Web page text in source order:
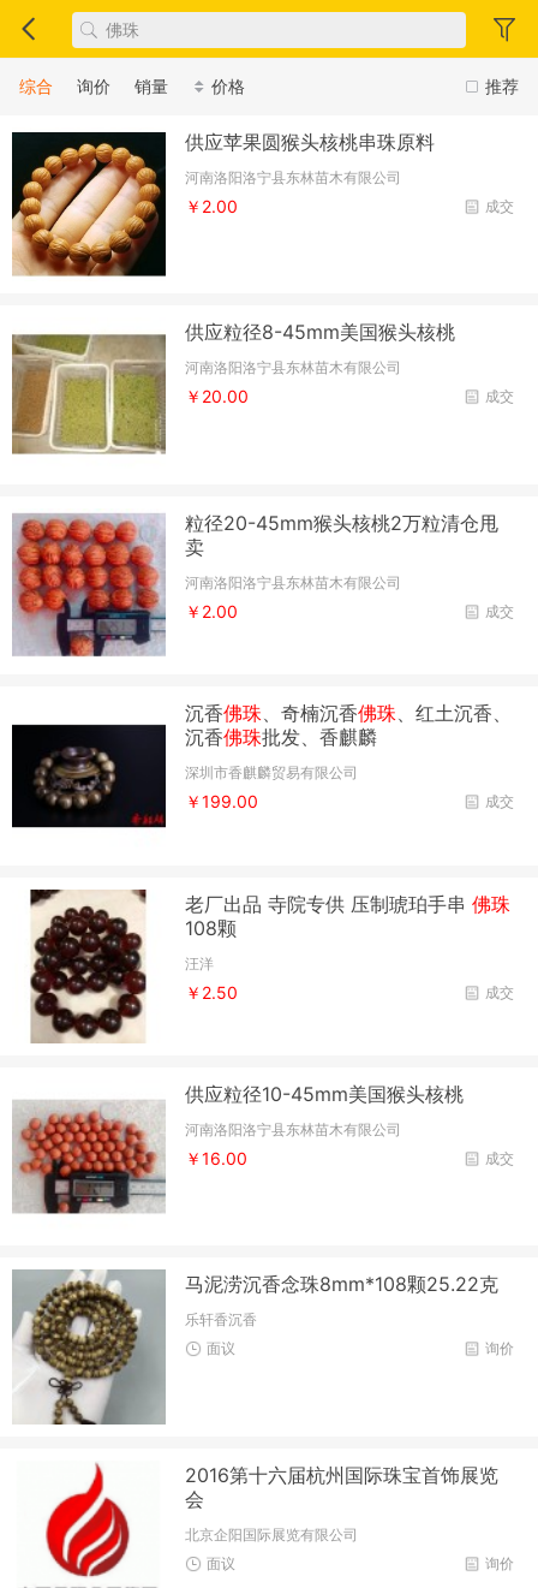
推荐
综合 询价 销量 价格
供应苹果圆猴头核桃串珠原料
河南洛阳洛宁县东林苗木有限公司
成交
￥2.00
供应粒径8-45mm美国猴头核桃
河南洛阳洛宁县东林苗木有限公司
成交
￥20.00
粒径20-45mm猴头核桃2万粒清仓甩
卖
河南洛阳洛宁县东林苗木有限公司
成交
￥2.00
沉香佛珠、奇楠沉香佛珠、红土沉香、
沉香佛珠批发、香麒麟
深圳市香麒麟贸易有限公司
成交
￥199.00
老厂出品 寺院专供 压制琥珀手串佛珠
108颗
汪洋
成交
￥2.50
供应粒径10-45mm美国猴头核桃
河南洛阳洛宁县东林苗木有限公司
成交
￥16.00
马泥涝沉香念珠8mm*108颗25.22克
乐轩香沉香
询价
面议
2016第十六届杭州国际珠宝首饰展览
会
北京企阳国际展览有限公司
询价
面议